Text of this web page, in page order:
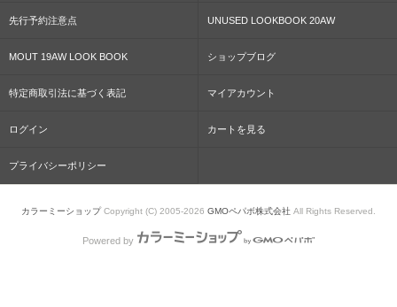
先行予約注意点 UNUSED LOOKBOOK 20AW
MOUT 19AW LOOK BOOK ショップブログ
特定商取引法に基づく表記 マイアカウント
ログイン カートを見る
プライバシーポリシー
カラーミーショップCopyright (C) 2005-2026 GMOペパボ株式会社 All Rights Reserved.
Powered by